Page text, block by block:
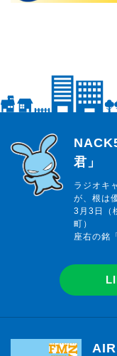
らじっと君
君」
ラジオキ
が、根は
3月3日（
町）
座右の銘